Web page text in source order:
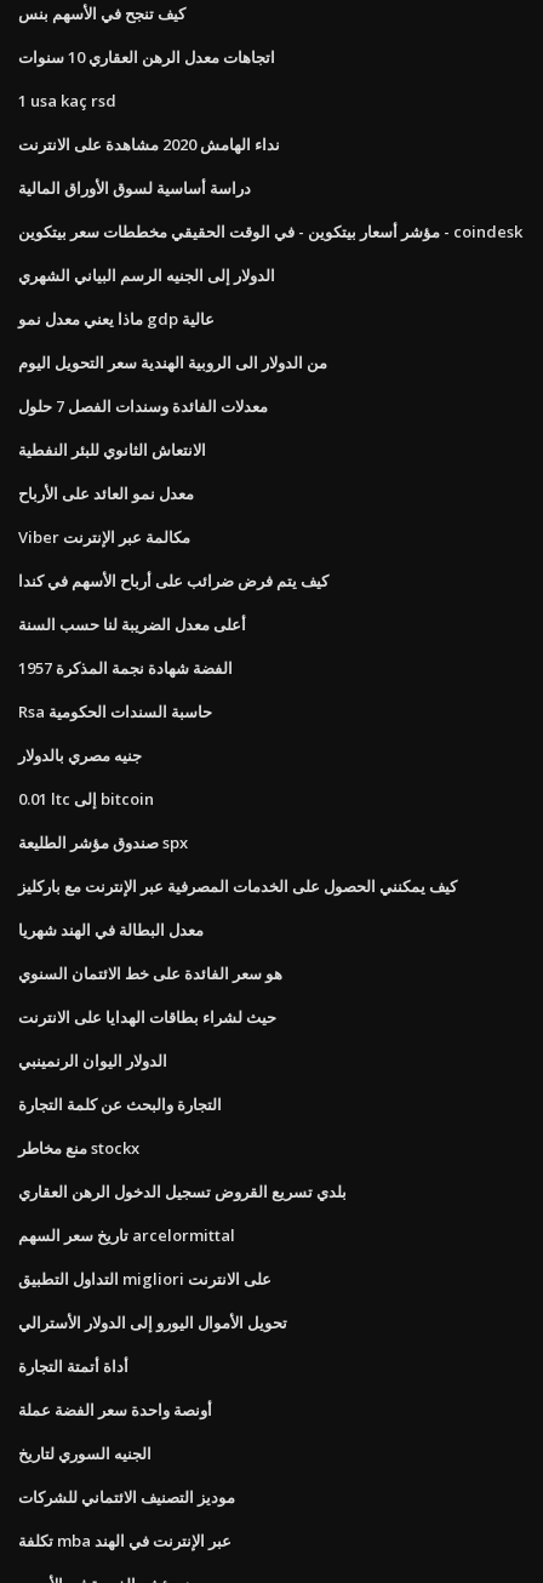
كيف تنجح في الأسهم بنس
اتجاهات معدل الرهن العقاري 10 سنوات
1 usa kaç rsd
نداء الهامش 2020 مشاهدة على الانترنت
دراسة أساسية لسوق الأوراق المالية
مؤشر أسعار بيتكوين - في الوقت الحقيقي مخططات سعر بيتكوين - coindesk
الدولار إلى الجنيه الرسم البياني الشهري
ماذا يعني معدل نمو gdp عالية
من الدولار الى الروبية الهندية سعر التحويل اليوم
معدلات الفائدة وسندات الفصل 7 حلول
الانتعاش الثانوي للبئر النفطية
معدل نمو العائد على الأرباح
Viber مكالمة عبر الإنترنت
كيف يتم فرض ضرائب على أرباح الأسهم في كندا
أعلى معدل الضريبة لنا حسب السنة
1957 الفضة شهادة نجمة المذكرة
Rsa حاسبة السندات الحكومية
جنيه مصري بالدولار
0.01 ltc إلى bitcoin
صندوق مؤشر الطليعة spx
كيف يمكنني الحصول على الخدمات المصرفية عبر الإنترنت مع باركليز
معدل البطالة في الهند شهريا
هو سعر الفائدة على خط الائتمان السنوي
حيث لشراء بطاقات الهدايا على الانترنت
الدولار اليوان الرنمينبي
التجارة والبحث عن كلمة التجارة
منع مخاطر stockx
بلدي تسريع القروض تسجيل الدخول الرهن العقاري
تاريخ سعر السهم arcelormittal
التداول التطبيق migliori على الانترنت
تحويل الأموال اليورو إلى الدولار الأسترالي
أداة أتمتة التجارة
أونصة واحدة سعر الفضة عملة
الجنيه السوري لتاريخ
موديز التصنيف الائتماني للشركات
تكلفة mba عبر الإنترنت في الهند